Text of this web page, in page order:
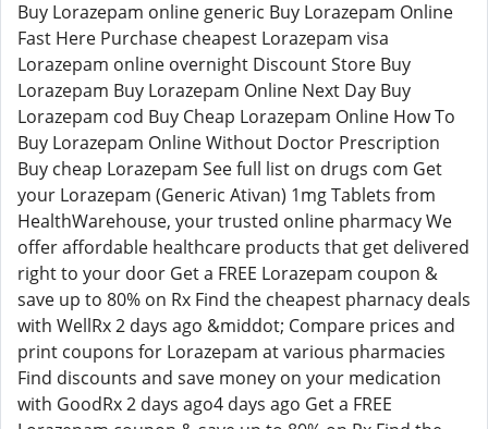
Buy Lorazepam online generic Buy Lorazepam Online
Fast Here Purchase cheapest Lorazepam visa
Lorazepam online overnight Discount Store Buy
Lorazepam Buy Lorazepam Online Next Day Buy
Lorazepam cod Buy Cheap Lorazepam Online How To
Buy Lorazepam Online Without Doctor Prescription
Buy cheap Lorazepam See full list on drugs com Get
your Lorazepam (Generic Ativan) 1mg Tablets from
HealthWarehouse, your trusted online pharmacy We
offer affordable healthcare products that get delivered
right to your door Get a FREE Lorazepam coupon &
save up to 80% on Rx Find the cheapest pharnacy deals
with WellRx 2 days ago &middot; Compare prices and
print coupons for Lorazepam at various pharmacies
Find discounts and save money on your medication
with GoodRx 2 days ago4 days ago Get a FREE